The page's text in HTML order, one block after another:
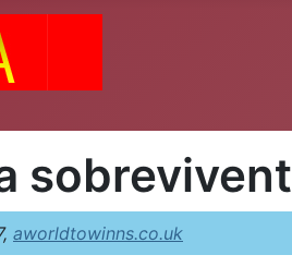
aworldtowinns.co.uk